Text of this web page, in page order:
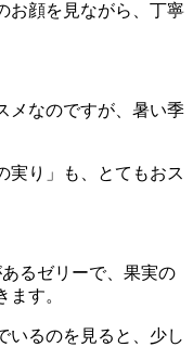
お顔を見ながら、丁寧
メなのですが、暑い季
実り」も、とてもおス
るゼリーで、果実の
す。
いるのを見ると、少し